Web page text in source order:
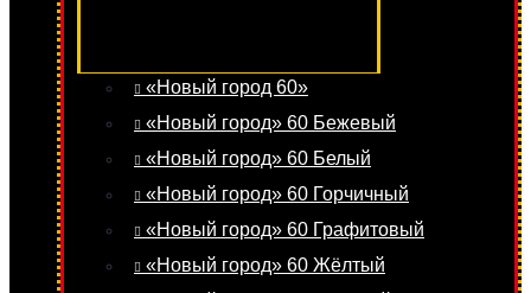
«Новый город 60»
«Новый город» 60 Бежевый
«Новый город» 60 Белый
«Новый город» 60 Горчичный
«Новый город» 60 Графитовый
«Новый город» 60 Жёлтый